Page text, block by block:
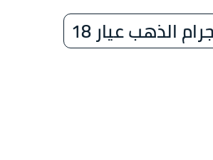
الذهب عيار 18